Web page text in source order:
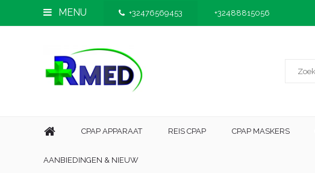
MENU +32476569453 +32488815056
CPAP APPARAAT REIS CPAP CPAP MASKERS
AANBIEDINGEN & NIEUW